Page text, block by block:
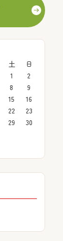
土 日
1
2
8
9
15
16
22
23
29
30